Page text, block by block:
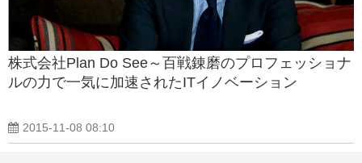
株式会社Plan Do See～百戦錬磨のプロフェッショナ
ルの力で一気に加速されたITイノベーション
2015-11-08 08:10